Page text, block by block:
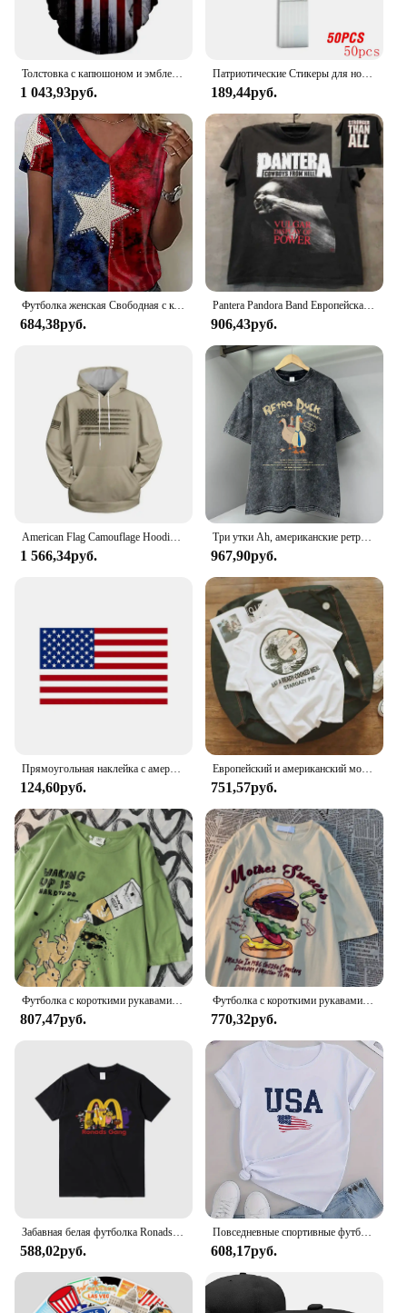
everyday wardrobe.
Толстовка с капюшоном и эмблемой американского флага США, Мужская одежда, толстовки с капюшоном с 3D принтом в виде американского духа, женский модный пуловер в стиле Харадзюку y2k с капюшоном
1 043,93руб.
Патриотические Стикеры для ноутбуков, карт и скрапбукинга, 50-250 шт.
189,44руб.
Футболка женская Свободная с коротким рукавом и V-образным вырезом
684,38руб.
Pantera Pandora Band Европейская и американская рок-хэви-метал Периферийные устройства с коротким рукавом Хип-хоп Жареная уличная женская трендовая футболка
906,43руб.
American Flag Camouflage Hoodie Men Clothing 3D USA Patriotic Printed New in Hoodies Women Harajuku Fashion y2k Pocket Pullover
1 566,34руб.
Три утки Ah, американские ретро футболки с героями мультфильмов, мужская модная летняя одежда высокого качества, хлопковые футболки с круглым вырезом, большие топы
967,90руб.
Прямоугольная наклейка с американским флагом Соединенных Штатов, наклейка на бампер, водонепроницаемая виниловая наклейка, автомобильные аксессуары
124,60руб.
Европейский и американский модный наряд для пар, забавная хлопковая футболка с короткими рукавами для мужчин, летний свободный топ с короткими рукавами для женщин
751,57руб.
Футболка с короткими рукавами и принтом кролика в американском стиле ретро для мужчин и женщин в стиле Харадзюку, универсальная футболка из чистого хлопка с круглым вырезом
807,47руб.
Футболка с короткими рукавами и принтом в американском стиле ретро для мужчин и женщин, уличная свободная универсальная забавная футболка с короткими рукавами
770,32руб.
Забавная белая футболка Ronads Gang в американском ретро-стиле, свободная летняя футболка унисекс с коротким рукавом, Модный милый топ с круглым вырезом
588,02руб.
Повседневные спортивные футболки с американским флагом, женские топы с коротким рукавом и круглым вырезом
608,17руб.